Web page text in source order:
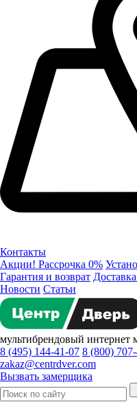
Контакты
Акции! Рассрочка 0%
Гарантия и возврат
Новости Статьи
мультибрендовый интернет
8 (495) 144-41-07 8 (800)
zakaz@centrdver.com
Вызвать замерщика